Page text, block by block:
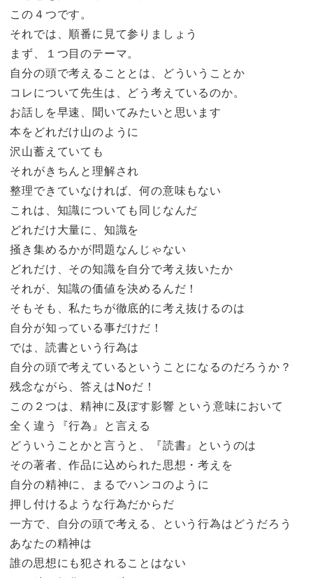
この４つです。
それでは、順番に見て参りましょう
まず、１つ目のテーマ。
自分の頭で考えることとは、どういうことか
コレについて先生は、どう考えているのか。
お話しを早速、聞いてみたいと思います
本をどれだけ山のように
沢山蓄えていても
それがきちんと理解され
整理できていなければ、何の意味もない
これは、知識についても同じなんだ
どれだけ大量に、知識を
掻き集めるかが問題なんじゃない
どれだけ、その知識を自分で考え抜いたか
それが、知識の価値を決めるんだ！
そもそも、私たちが徹底的に考え抜けるのは
自分が知っている事だけだ！
では、読書という行為は
自分の頭で考えているということになるのだろうか？
残念ながら、答えはNoだ！
この２つは、精神に及ぼす影響 という意味において
全く違う『行為』と言える
どういうことかと言うと、『読書』というのは
その著者、作品に込められた思想・考えを
自分の精神に、まるでハンコのように
押し付けるような行為だからだ
一方で、自分の頭で考える、という行為はどうだろう
あなたの精神は
誰の思想にも犯されることはない